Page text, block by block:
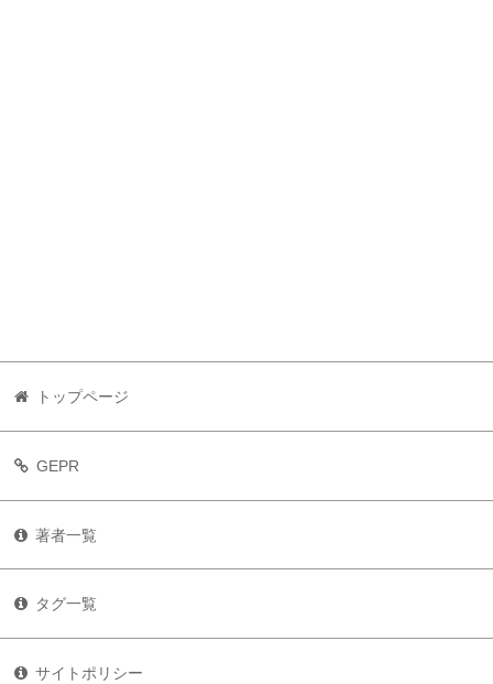
トップページ
GEPR
著者一覧
タグ一覧
サイトポリシー